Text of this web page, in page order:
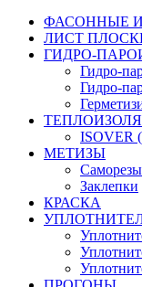
ФАСОННЫЕ
ЛИСТ
ГИДРО-
Гидро-
Гидро-
ISOVER
МЕТИЗЫ
Саморезы
Заклепки
КРАСКА